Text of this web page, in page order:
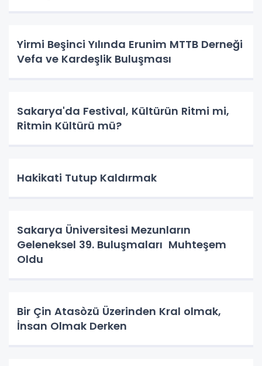
Yirmi Beşinci Yılında Erunim MTTB Derneği
Vefa ve Kardeşlik Buluşması
Sakarya'da Festival, Kültürün Ritmi mi,
Ritmin Kültürü mü?
Hakikati Tutup Kaldırmak
Sakarya Üniversitesi Mezunların
Geleneksel 39. Buluşmaları Muhteşem
Oldu
Bir Çin Atasòzü Üzerinden Kral olmak,
İnsan Olmak Derken